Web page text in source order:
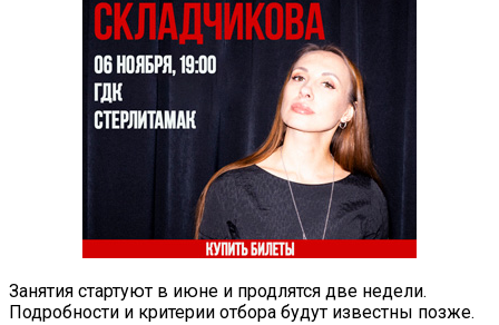
Занятия стартуют в июне и продлятся две недели.
Подробности и критерии отбора будут известны позже.